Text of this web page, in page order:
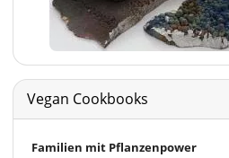
Vegan Cookbooks
Familien mit Pflanzenpower